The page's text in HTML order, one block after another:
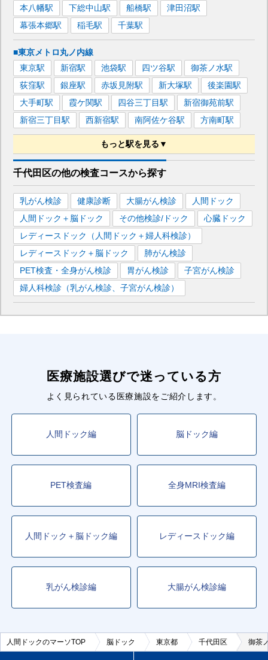
本八幡駅 下総中山駅 船橋駅 津田沼駅
幕張本郷駅 稲毛駅 千葉駅
■東京メトロ丸ノ内線
東京駅 新宿駅 池袋駅 四ツ谷駅 御茶ノ水駅
荻窪駅 銀座駅 赤坂見附駅 新大塚駅 後楽園駅
大手町駅 霞ケ関駅 四谷三丁目駅 新宿御苑前駅
新宿三丁目駅 西新宿駅 南阿佐ケ谷駅 方南町駅
もっと駅を見る▼
■東京メトロ千代田線
西日暮里駅 新御茶ノ水駅 町屋駅 代々木公園駅
大手町駅 霞ケ関駅 湯島駅 赤坂 乃木坂 駅
千代田区の他の検査コースから探す
乳がん検診 健康診断 大腸がん検診
人間ドック
人間ドック＋脳ドック
その他検診/ドック
心臓ドック
レディースドック（人間ドック＋婦人科検診）
レディースドック＋脳ドック
肺がん検診
PET検査・全身がん検診
胃がん検診
子宮がん検診
婦人科検診（乳がん検診、子宮がん検診）
医療施設選びで迷っている方
よく見られている医療施設をご紹介します。
人間ドック編 脳ドック編
PET検査編 全身MRI検査編
人間ドック＋脳ドック編 レディースドック編
乳がん検診編 大腸がん検診編
人間ドックのマーソTOP 脳ドック 東京都 千代田区 御茶